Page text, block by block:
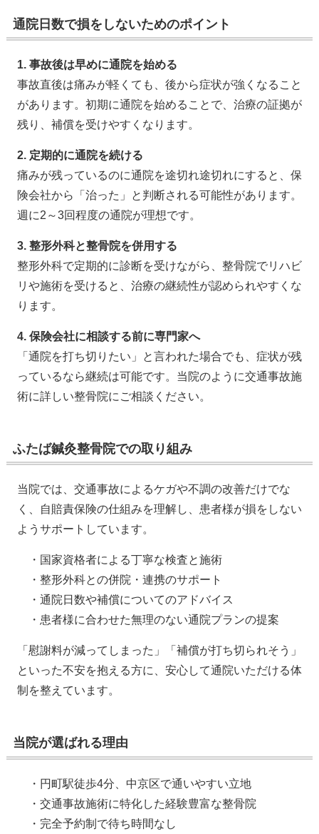
通院日数で損をしないためのポイント
1. 事故後は早めに通院を始める
事故直後は痛みが軽くても、後から症状が強くなること
があります。初期に通院を始めることで、治療の証拠が
残り、補償を受けやすくなります。
2. 定期的に通院を続ける
痛みが残っているのに通院を途切れ途切れにすると、保
険会社から「治った」と判断される可能性があります。
週に2～3回程度の通院が理想です。
3. 整形外科と整骨院を併用する
整形外科で定期的に診断を受けながら、整骨院でリハビ
リや施術を受けると、治療の継続性が認められやすくな
ります。
4. 保険会社に相談する前に専門家へ
「通院を打ち切りたい」と言われた場合でも、症状が残
っているなら継続は可能です。当院のように交通事故施
術に詳しい整骨院にご相談ください。
ふたば鍼灸整骨院での取り組み
当院では、交通事故によるケガや不調の改善だけでな
く、自賠責保険の仕組みを理解し、患者様が損をしない
ようサポートしています。
・国家資格者による丁寧な検査と施術
・整形外科との併院・連携のサポート
・通院日数や補償についてのアドバイス
・患者様に合わせた無理のない通院プランの提案
「慰謝料が減ってしまった」「補償が打ち切られそう」
といった不安を抱える方に、安心して通院いただける体
制を整えています。
当院が選ばれる理由
・円町駅徒歩4分、中京区で通いやすい立地
・交通事故施術に特化した経験豊富な整骨院
・完全予約制で待ち時間なし